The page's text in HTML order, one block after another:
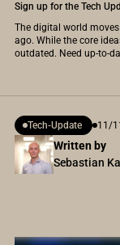
Sign up for the Tech
The digital world
ago. While the core
outdated. Need up-to-
Written by
Sebastian
Tech-Update 11/